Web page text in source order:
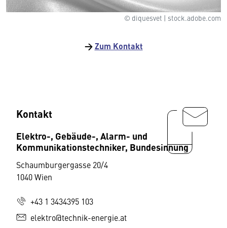
© diquesvet | stock.adobe.com
→Zum Kontakt
Kontakt
Elektro-, Gebäude-, Alarm- und
Kommunikationstechniker, Bundesinnung
Schaumburgergasse 20/4
1040 Wien
+43 1 3434395 103
elektro@technik-energie.at